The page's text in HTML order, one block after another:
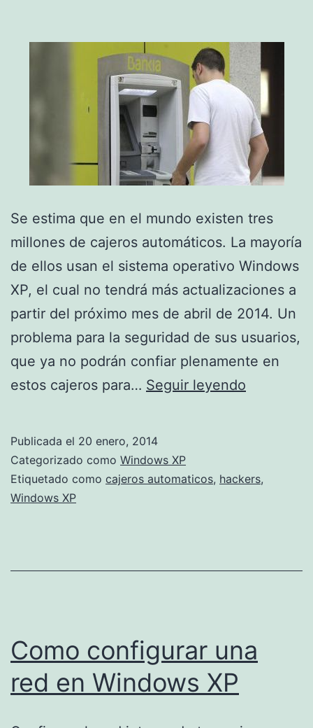
Se estima que en el mundo existen tres
millones de cajeros automáticos. La mayoría
de ellos usan el sistema operativo Windows
XP, el cual no tendrá más actualizaciones a
partir del próximo mes de abril de 2014. Un
problema para la seguridad de sus usuarios,
que ya no podrán confiar plenamente en
estos cajeros para… Seguir leyendo
de
Publicada el 20 enero, 2014
Categorizado como Windows XP
Etiquetado como cajeros automaticos, hackers,
Windows XP
Como configurar una
red en Windows XP